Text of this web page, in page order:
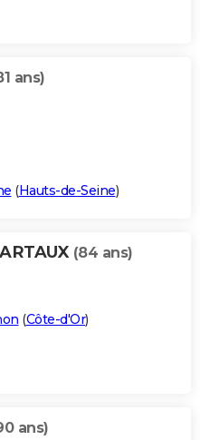
ans)
(Hauts-de-Seine)
(84 ans)
(Côte-d'Or)
ans)